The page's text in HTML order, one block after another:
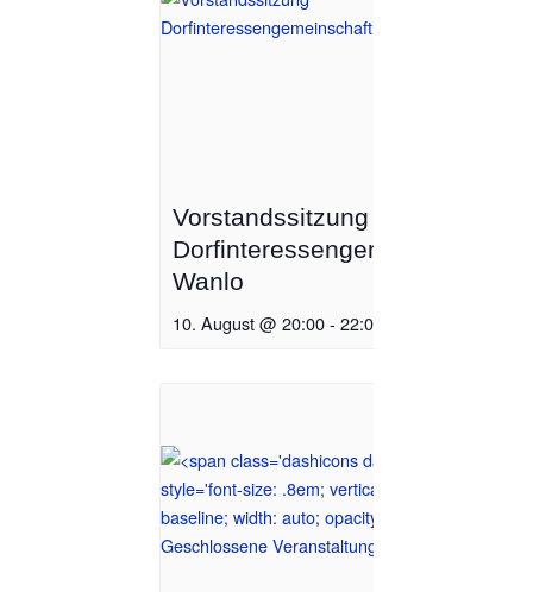
Vorstandssitzung
Dorfinteressengemeinschaft
Wanlo
10. August @ 20:00 - 22:00